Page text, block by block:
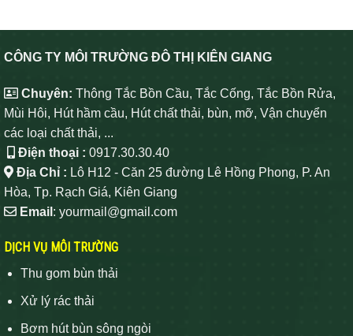
CÔNG TY MÔI TRƯỜNG ĐÔ THỊ KIÊN GIANG
Chuyên: Thông Tắc Bồn Cầu, Tắc Cống, Tắc Bồn Rửa,
Mùi Hôi, Hút hầm cầu, Hút chất thải, bùn, mỡ, Vận chuyển
các loại chất thải, ...
Điện thoại : 0917.30.30.40
Địa Chỉ : Lô H12 - Căn 25 đường Lê Hồng Phong, P. An
Hòa, Tp. Rạch Giá, Kiên Giang
Email : yourmail@gmail.com
DỊCH VỤ MÔI TRƯỜNG
Thu gom bùn thải
Xử lý rác thải
Bơm hút bùn sông ngòi